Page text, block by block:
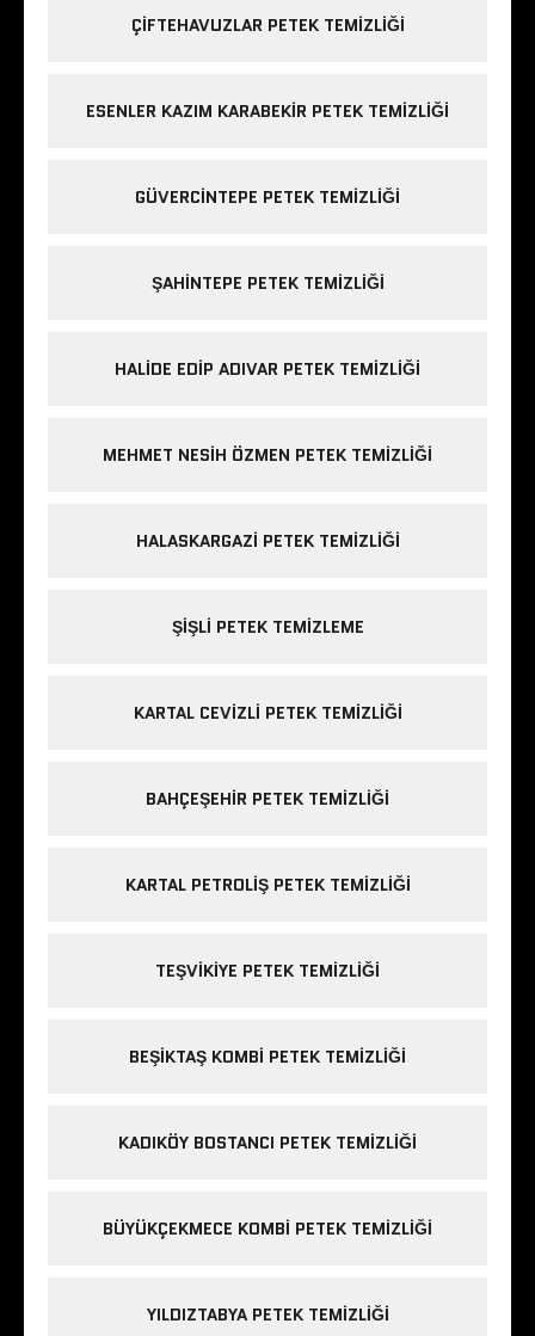
ÇIFTEHAVUZLAR PETEK TEMIZLIĞI
ESENLER KAZIM KARABEKIR PETEK TEMIZLIĞI
GÜVERCINTEPE PETEK TEMIZLIĞI
ŞAHINTEPE PETEK TEMIZLIĞI
HALIDE EDIP ADIVAR PETEK TEMIZLIĞI
MEHMET NESIH ÖZMEN PETEK TEMIZLIĞI
HALASKARGAZI PETEK TEMIZLIĞI
ŞIŞLI PETEK TEMIZLEME
KARTAL CEVIZLI PETEK TEMIZLIĞI
BAHÇEŞEHIR PETEK TEMIZLIĞI
KARTAL PETROLIŞ PETEK TEMIZLIĞI
TEŞVIKIYE PETEK TEMIZLIĞI
BEŞIKTAŞ KOMBI PETEK TEMIZLIĞI
KADIKÖY BOSTANCI PETEK TEMIZLIĞI
BÜYÜKÇEKMECE KOMBI PETEK TEMIZLIĞI
YILDIZTABYA PETEK TEMIZLIĞI